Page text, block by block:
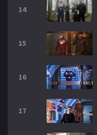
14
15
16
17